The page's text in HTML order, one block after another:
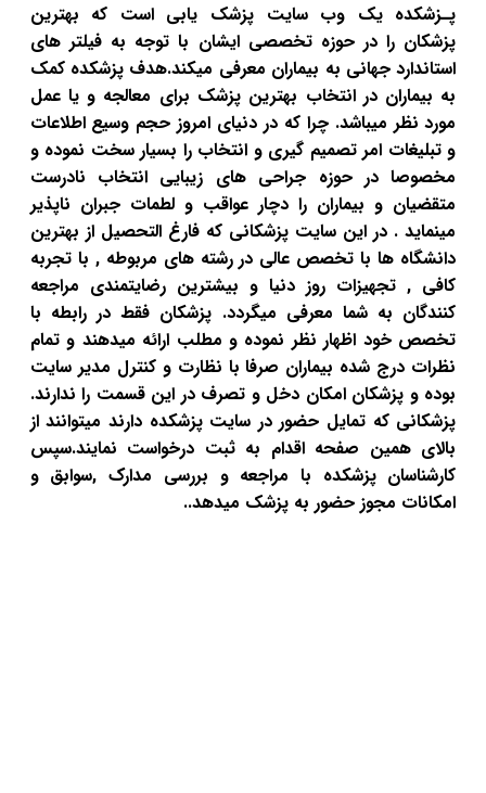
پـزشکده یک وب سایت پزشک یابی است که بهترین
پزشکان را در حوزه تخصصی ایشان با توجه به فیلتر های
استاندارد جهانی به بیماران معرفی میکند.هدف پزشکده کمک
به بیماران در انتخاب بهترین پزشک برای معالجه و یا عمل
مورد نظر میباشد. چرا که در دنیای امروز حجم وسیع اطلاعات
و تبلیغات امر تصمیم گیری و انتخاب را بسیار سخت نموده و
مخصوصا در حوزه جراحی های زیبایی انتخاب نادرست
متقضیان و بیماران را دچار عواقب و لطمات جبران ناپذیر
مینماید . در این سایت پزشکانی که فارغ التحصیل از بهترین
دانشگاه ها با تخصص عالی در رشته های مربوطه , با تجربه
کافی , تجهیزات روز دنیا و بیشترین رضایتمندی مراجعه
کنندگان به شما معرفی میگردد. پزشکان فقط در رابطه با
تخصص خود اظهار نظر نموده و مطلب ارائه میدهند و تمام
نظرات درج شده بیماران صرفا با نظارت و کنترل مدیر سایت
بوده و پزشکان امکان دخل و تصرف در این قسمت را ندارند.
پزشکانی که تمایل حضور در سایت پزشکده دارند میتوانند از
بالای همین صفحه اقدام به ثبت درخواست نمایند.سپس
کارشناسان پزشکده با مراجعه و بررسی مدارک ,سوابق و
امکانات مجوز حضور به پزشک میدهد..